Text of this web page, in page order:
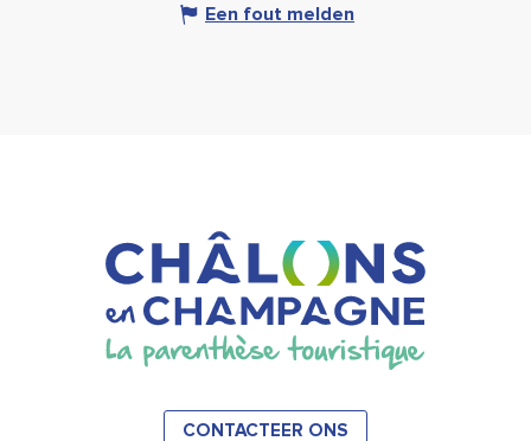
Een fout melden
CONTACTEER ONS